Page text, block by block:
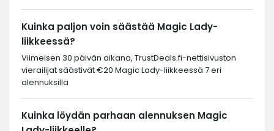
Kuinka paljon voin säästää Magic Lady-
liikkeessä?
Viimeisen 30 päivän aikana, TrustDeals.fi-nettisivuston
vierailijat säästivät €20 Magic Lady-liikkeessä 7 eri
alennuksilla
Kuinka löydän parhaan alennuksen Magic